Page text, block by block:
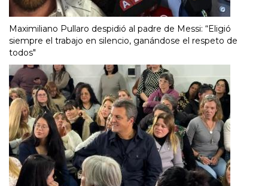
Maximiliano Pullaro despidió al padre de Messi: “Eligió
siempre el trabajo en silencio, ganándose el respeto de
todos"